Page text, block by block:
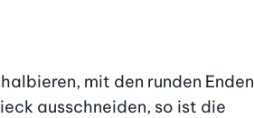
mit den runden Enden
ausschneiden, so ist die